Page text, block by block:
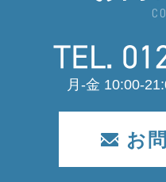
月-金 10:00-
お